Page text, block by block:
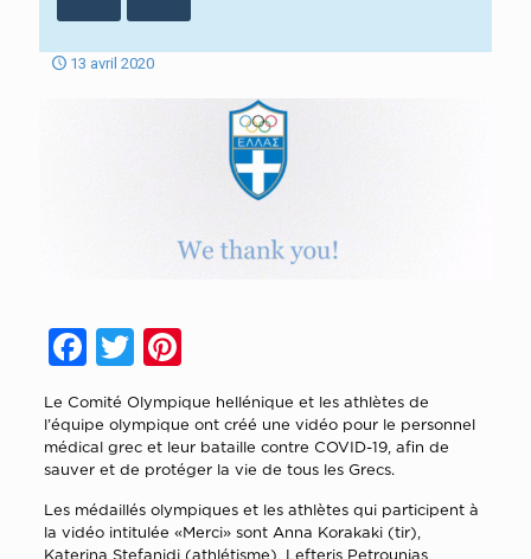
13 avril 2020
Facebook
TwitterPinterest
Le Comité Olympique hellénique et les athlètes de
l’équipe olympique ont créé une vidéo pour le personnel
médical grec et leur bataille contre COVID-19, afin de
sauver et de protéger la vie de tous les Grecs.
Les médaillés olympiques et les athlètes qui participent à
la vidéo intitulée «Merci» sont Anna Korakaki (tir),
Katerina Stefanidi (athlétisme), Lefteris Petrounias